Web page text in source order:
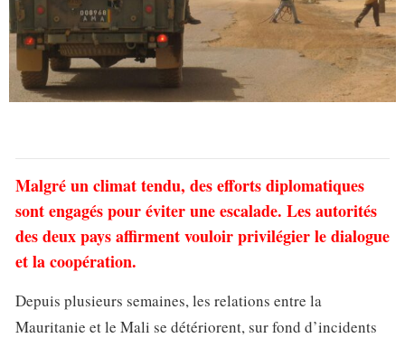
Malgré un climat tendu, des efforts diplomatiques
sont engagés pour éviter une escalade. Les autorités
des deux pays affirment vouloir privilégier le dialogue
et la coopération.
Depuis plusieurs semaines, les relations entre la
Mauritanie et le Mali se détériorent, sur fond d’incidents